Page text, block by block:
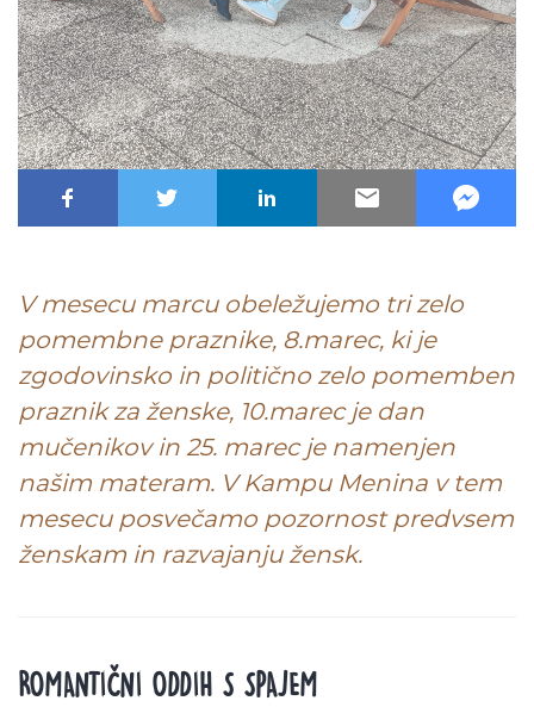
V mesecu marcu obeležujemo tri zelo
pomembne praznike, 8.marec, ki je
zgodovinsko in politično zelo pomemben
praznik za ženske, 10.marec je dan
mučenikov in 25. marec je namenjen
našim materam. V Kampu Menina v tem
mesecu posvečamo pozornost predvsem
ženskam in razvajanju žensk.
ROMANTIČNI ODDIH S SPAJEM